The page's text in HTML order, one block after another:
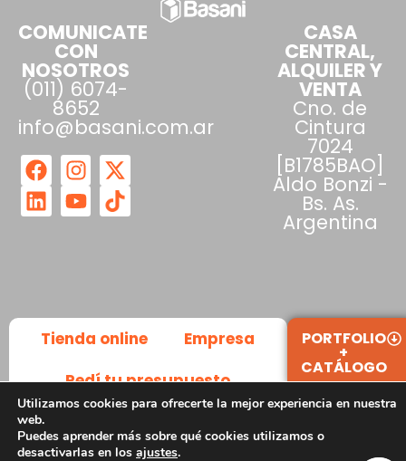
COMUNICATE
CON
NOSOTROS
(011) 6074-
8652
info@basani.com.ar
CASA
CENTRAL,
ALQUILER Y
VENTA
Cno. de
Cintura
7024
[B1785BAO]
Aldo Bonzi -
Bs. As.
Argentina
Tienda online
Empresa
Pedí tu presupuesto
PORTFOLIO
+
CATÁLOGO
Utilizamos cookies para ofrecerte la mejor experiencia en nuestra
web.
Puedes aprender más sobre qué cookies utilizamos o
desactivarlas en los ajustes.